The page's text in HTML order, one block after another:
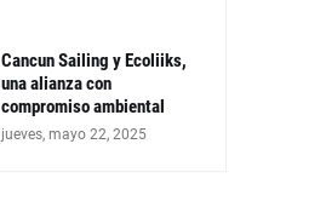
Cancun Sailing y Ecoliiks,
una alianza con
compromiso ambiental
jueves, mayo 22, 2025